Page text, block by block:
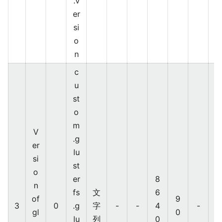
er
si
o
n
3
V
er
si
o
n
of
gl
0
c
u
st
o
m
.g
lu
st
er
fs
.g
lu
文
字
列
- -
8
6
4
0
9
0
-